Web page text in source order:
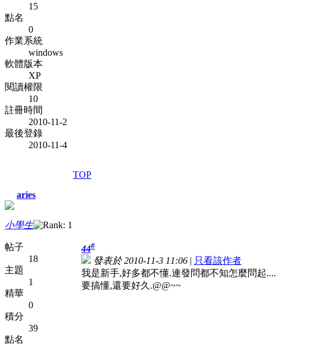
15
點名
0
作業系統
windows
軟體版本
XP
閱讀權限
10
註冊時間
2010-11-2
最後登錄
2010-11-4
TOP
aries
小學生
帖子
18
主題
1
精華
0
積分
39
點名
44#
發表於 2010-11-3 11:06 | 只看該作者
我是新手,好多都不懂.連發問都不知怎麼問起....
要搞懂,還要好久.@@~~